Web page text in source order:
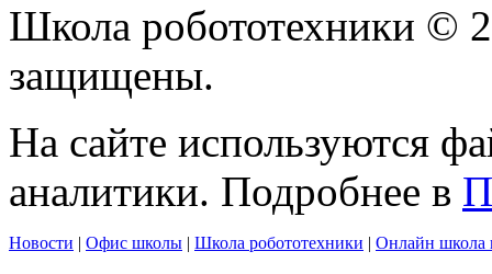
Школа робототехники ©
защищены.
На сайте используются
аналитики. Подробнее в
Новости | Офис школы | Школа робототехники | Онлайн школа